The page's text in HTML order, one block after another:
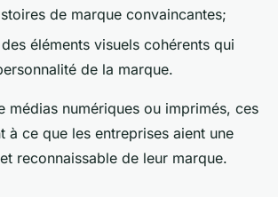
de marque convaincantes;
éléments visuels cohérents qui
de la marque.
médias numériques ou imprimés, ces
à ce que les entreprises aient une
reconnaissable de leur marque.